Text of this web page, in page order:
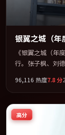
银翼之城（年
《银翼之城（年
行。张子枫、刘
架，在叙事、表
及主流平台同步
节与人物弧光的
96,116 热度7.8分
高分